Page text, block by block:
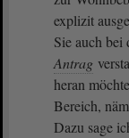
explizit
Sie auch bei
Antrag
heran
Bereich,
Dazu sage